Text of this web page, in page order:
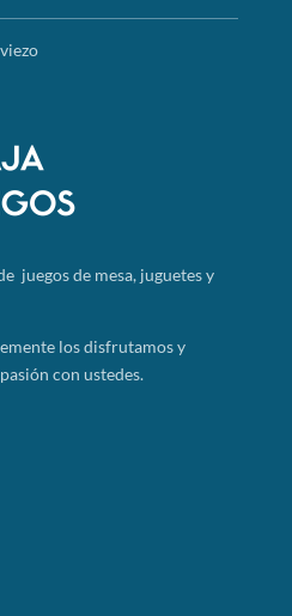
juegos de mesa, juguetes y
los disfrutamos y
con ustedes.